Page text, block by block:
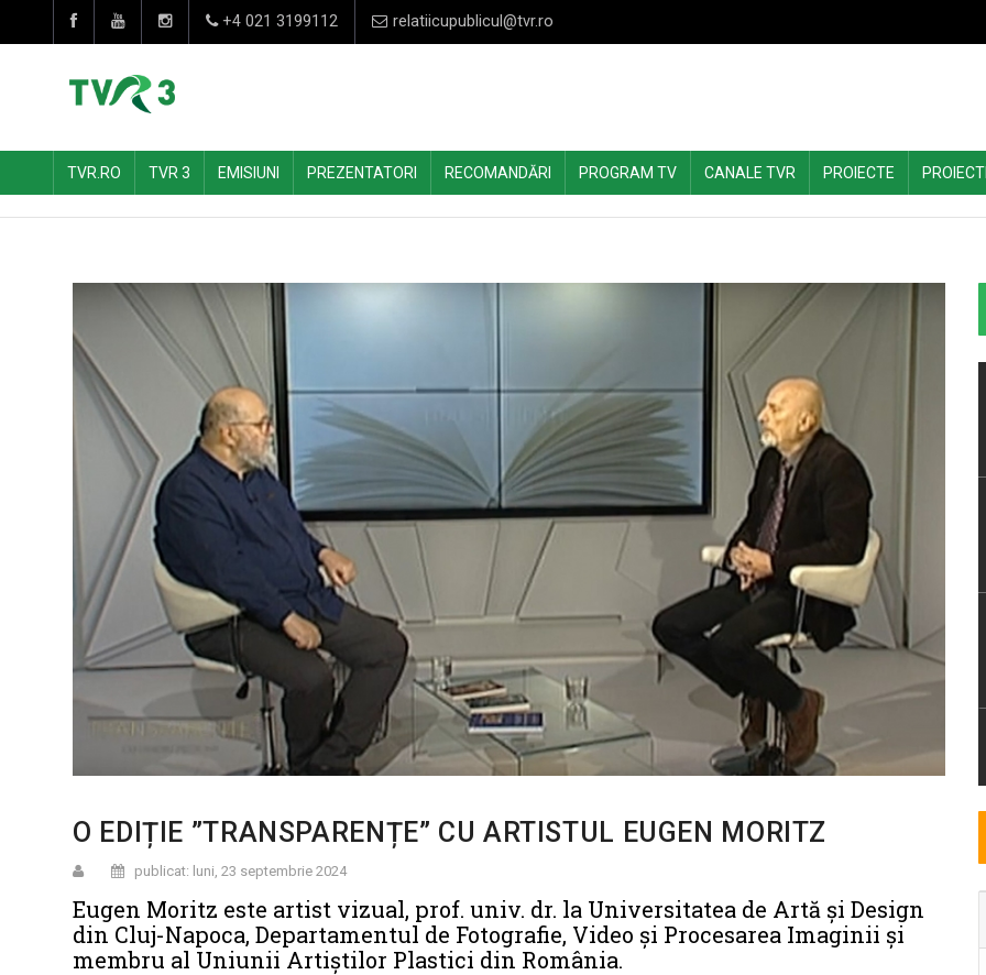
+4 021 3199112 relatiicupublicul@tvr.ro
TVR.RO TVR 3 EMISIUNI PREZENTATORI RECOMANDĂRI PROGRAM TV CANALE TVR PROIECTE
O EDIȚIE ”TRANSPARENȚE” CU ARTISTUL EUGEN MORITZ
publicat: luni, 23 septembrie 2024
Eugen Moritz este artist vizual, prof. univ. dr. la Universitatea de Artă și Design
din Cluj-Napoca, Departamentul de Fotografie, Video și Procesarea Imaginii și
membru al Uniunii Artiștilor Plastici din România.